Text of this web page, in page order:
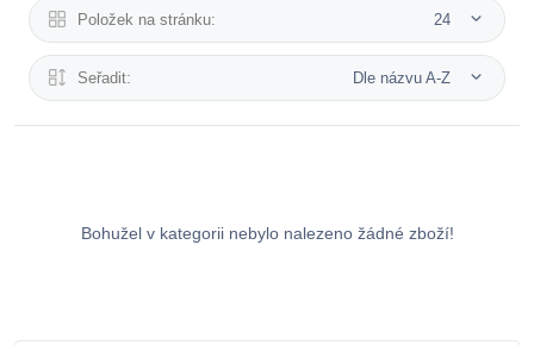
Položek na stránku: 24
Seřadit: Dle názvu A-Z
Bohužel v kategorii nebylo nalezeno žádné zboží!